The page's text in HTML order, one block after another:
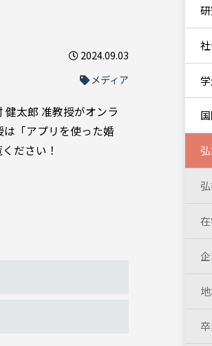
2024.09.03
メディア
太郎 准教授がオンラ
「アプリを使った婚
ださい！